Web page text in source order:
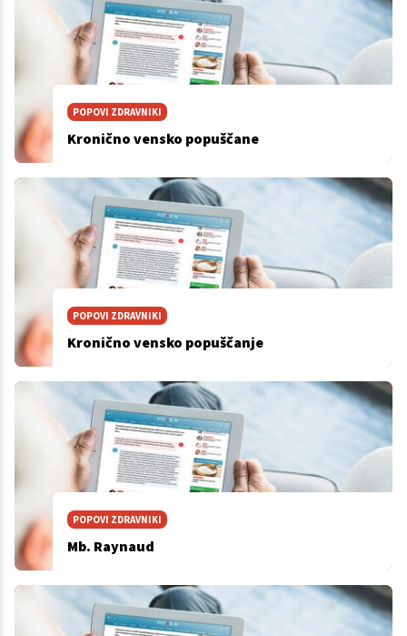
POPOVI ZDRAVNIKI
Kronično vensko popuščane
POPOVI ZDRAVNIKI
Kronično vensko popuščanje
POPOVI ZDRAVNIKI
Mb. Raynaud